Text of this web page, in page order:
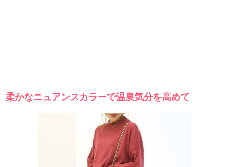
柔かなニュアンスカラーで温泉気分を高めて